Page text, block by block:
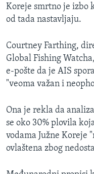
Koreje smrtno je izbo
od tada nastavljaju.
Courtney Farthing,
Global Fishing
e-pošte da je AIS
"veoma važan i
Ona je rekla da
se oko 30% plovila
vodama Južne Koreje
ovlaštena zbog